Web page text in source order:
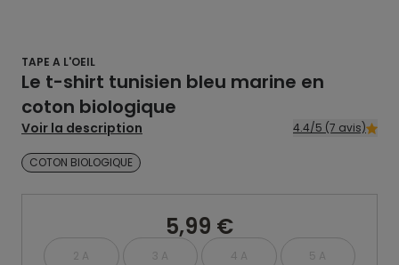
TAPE A L'OEIL
Le t-shirt tunisien bleu marine en
coton biologique
Voir la description 4.4/5 (7 avis)
COTON BIOLOGIQUE
5,99 €
2 A 3 A 4 A 5 A